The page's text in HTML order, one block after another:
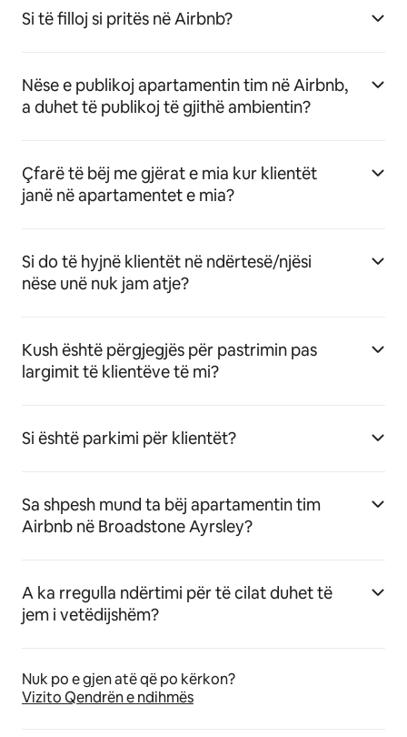
Si të filloj si pritës në Airbnb?
Nëse e publikoj apartamentin tim në Airbnb,
a duhet të publikoj të gjithë ambientin?
Çfarë të bëj me gjërat e mia kur klientët
janë në apartamentet e mia?
Si do të hyjnë klientët në ndërtesë/njësi
nëse unë nuk jam atje?
Kush është përgjegjës për pastrimin pas
largimit të klientëve të mi?
Si është parkimi për klientët?
Sa shpesh mund ta bëj apartamentin tim
Airbnb në Broadstone Ayrsley?
A ka rregulla ndërtimi për të cilat duhet të
jem i vetëdijshëm?
Nuk po e gjen atë që po kërkon?
Vizito Qendrën e ndihmës